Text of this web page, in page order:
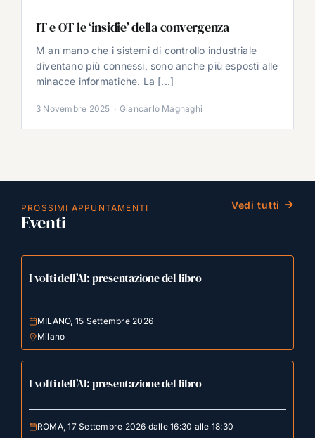
IT e OT le ‘insidie’ della convergenza
M an mano che i sistemi di controllo industriale
diventano più connessi, sono anche più esposti alle
minacce informatiche. La [...]
3 Novembre 2025 · Giancarlo Magnaghi
PROSSIMI APPUNTAMENTI
Eventi
Vedi tutti
I volti dell’AI: presentazione del libro
MILANO, 15 Settembre 2026
Milano
I volti dell’AI: presentazione del libro
ROMA, 17 Settembre 2026 dalle 16:30 alle 18:30